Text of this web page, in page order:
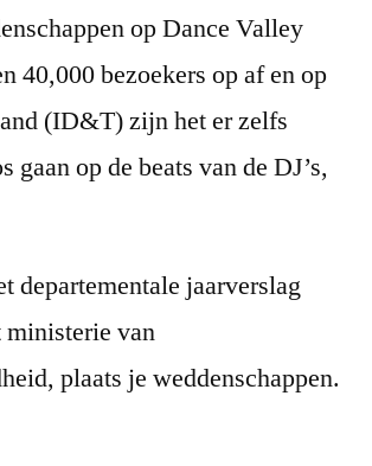
op Dance Valley
40,000 bezoekers op af en op
(ID&T) zijn het er zelfs
gaan op de beats van de DJ’s,
departementale jaarverslag
ministerie van
plaats je weddenschappen.